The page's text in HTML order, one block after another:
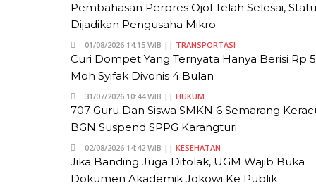
Pembahasan Perpres Ojol Telah Selesai,
Dijadikan Pengusaha Mikro
01/08/2026 14:15 WIB || TRANSPORTASI
Curi Dompet Yang Ternyata Hanya Berisi Rp
Moh Syifak Divonis 4 Bulan
31/07/2026 10:44 WIB || HUKUM
707 Guru Dan Siswa SMKN 6 Semarang
BGN Suspend SPPG Karangturi
02/08/2026 14:42 WIB || KESEHATAN
Jika Banding Juga Ditolak, UGM Wajib Buka
Dokumen Akademik Jokowi Ke Publik